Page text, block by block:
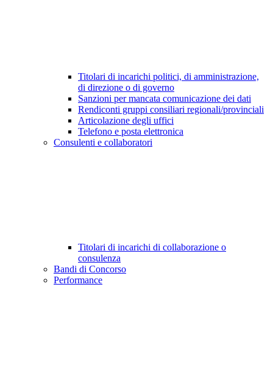
Titolari di incarichi politici, di amministrazione,
di direzione o di governo
Sanzioni per mancata comunicazione dei dati
Rendiconti gruppi consiliari regionali/provinciali
Articolazione degli uffici
Telefono e posta elettronica
Consulenti e collaboratori
Titolari di incarichi di collaborazione o
consulenza
Bandi di Concorso
Performance